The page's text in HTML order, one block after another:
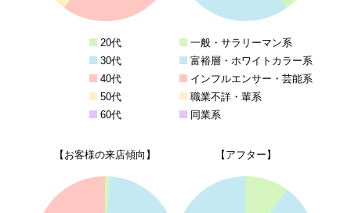
20代
30代
40代
50代
60代
一般・サラリーマン系
富裕層・ホワイトカラー系
インフルエンサー・芸能系
職業不詳・輩系
同業系
【お客様の来店傾向】 【アフター】